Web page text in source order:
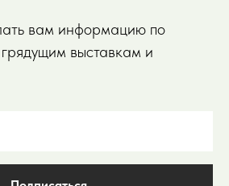
вам информацию по
выставкам и